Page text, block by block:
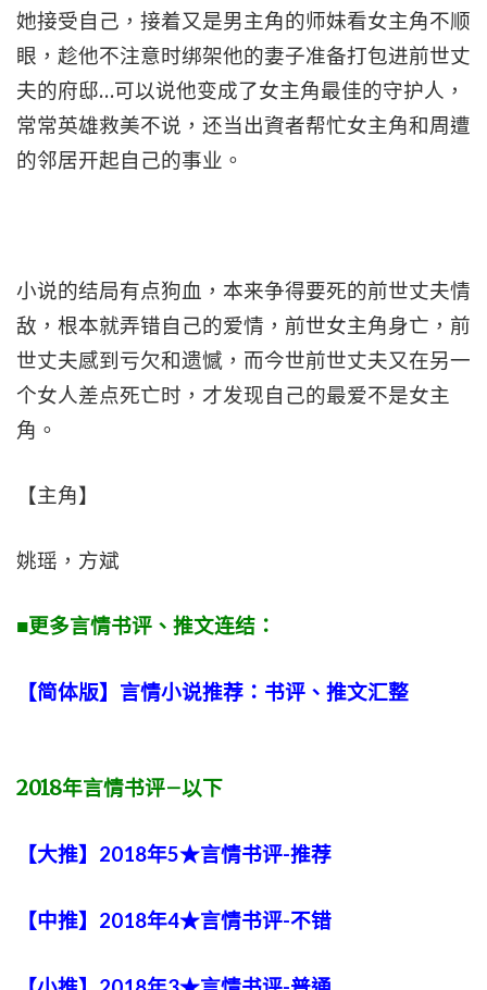
她接受自己，接着又是男主角的师妹看女主角不顺
眼，趁他不注意时绑架他的妻子准备打包进前世丈
夫的府邸…可以说他变成了女主角最佳的守护人，
常常英雄救美不说，还当出資者帮忙女主角和周遭
的邻居开起自己的事业。
小说的结局有点狗血，本来争得要死的前世丈夫情
敌，根本就弄错自己的爱情，前世女主角身亡，前
世丈夫感到亏欠和遗憾，而今世前世丈夫又在另一
个女人差点死亡时，才发现自己的最爱不是女主
角。
【主角】
姚瑶，方斌
■更多言情书评、推文连结：
【简体版】言情小说推荐：书评、推文汇整
2018年言情书评–以下
【大推】2018年5★言情书评-推荐
【中推】2018年4★言情书评-不错